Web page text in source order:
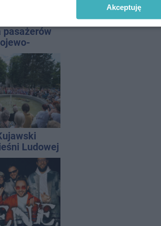
pasażerów
Ludowej
Akceptuję